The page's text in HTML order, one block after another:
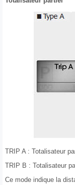
TRIP A : Totalisateur
TRIP B : Totalisateur
Ce mode indique la